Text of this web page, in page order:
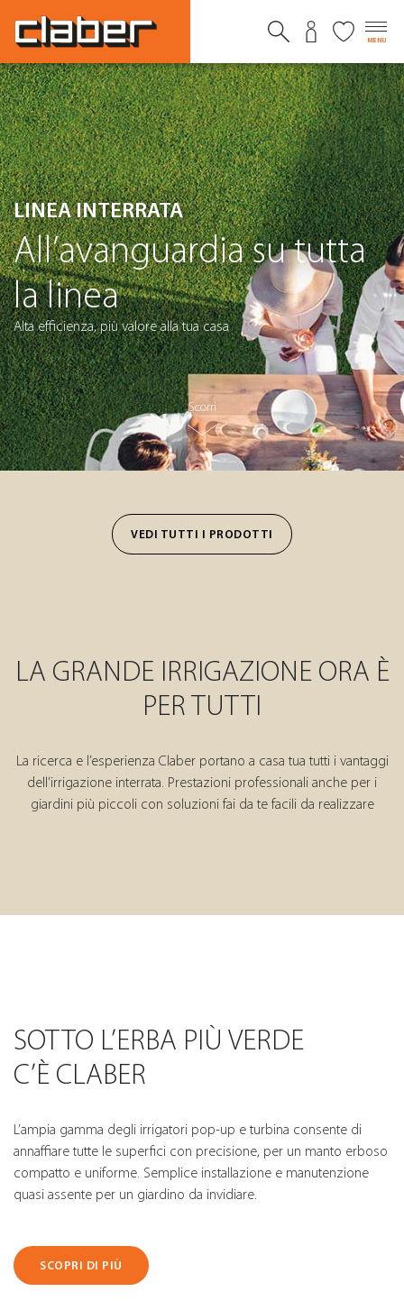
MENU
LINEA INTERRATA
All’avanguardia su tutta
la linea
Alta efficienza, più valore alla tua casa
Scorri
VEDI TUTTI I PRODOTTI
LA GRANDE IRRIGAZIONE ORA È
PER TUTTI
La ricerca e l’esperienza Claber portano a casa tua tutti i vantaggi
dell’irrigazione interrata. Prestazioni professionali anche per i
giardini più piccoli con soluzioni fai da te facili da realizzare
SOTTO L’ERBA PIÙ VERDE
C’È CLABER
L’ampia gamma degli irrigatori pop-up e turbina consente di
annaffiare tutte le superfici con precisione, per un manto erboso
compatto e uniforme. Semplice installazione e manutenzione
quasi assente per un giardino da invidiare.
SCOPRI DI PIÙ